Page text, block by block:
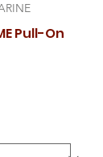
Pull-On